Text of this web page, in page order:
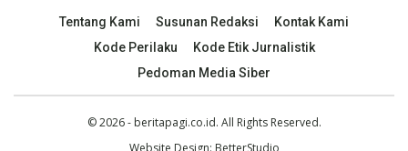
Tentang Kami Susunan Redaksi
Kontak Kami
Kode Perilaku
Kode Etik Jurnalistik
Pedoman Media Siber
© 2026 - beritapagi.co.id. All Rights Reserved.